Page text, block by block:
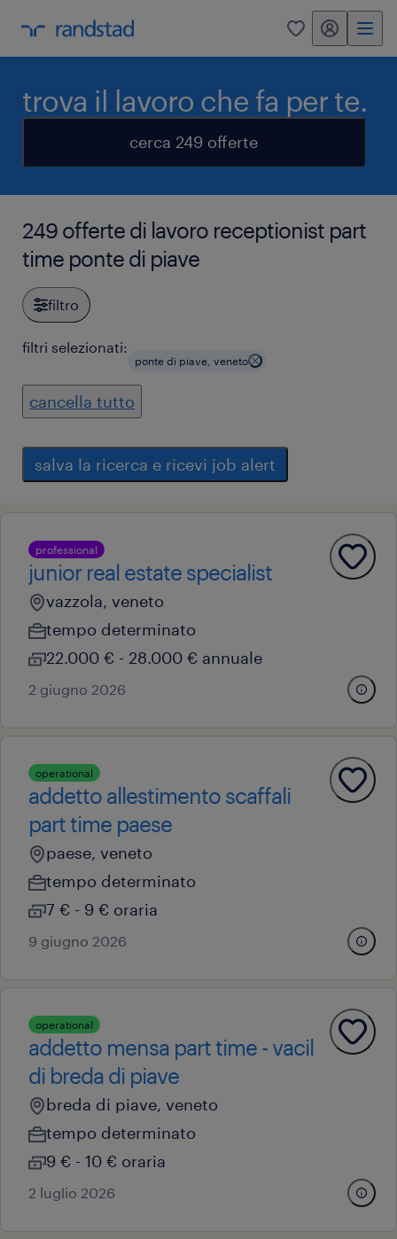
0 my randstad
trova il lavoro che fa per te.
cerca 249 offerte
249 offerte di lavoro receptionist part
time ponte di piave
filtro
filtri selezionati:
ponte di piave, veneto
cancella tutto
salva la ricerca e ricevi job alert
professional
junior real estate specialist
vazzola, veneto
tempo determinato
22.000 € - 28.000 € annuale
2 giugno 2026
operational
addetto allestimento scaffali
part time paese
paese, veneto
tempo determinato
7 € - 9 € oraria
9 giugno 2026
operational
addetto mensa part time - vacil
di breda di piave
breda di piave, veneto
tempo determinato
9 € - 10 € oraria
2 luglio 2026